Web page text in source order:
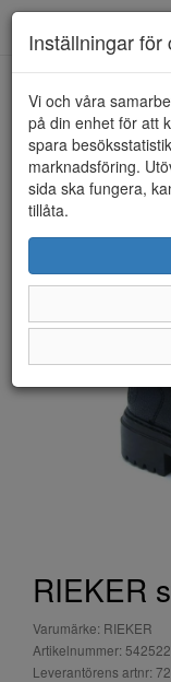
HEM RIEKER
RIEKER
Varumärke: RIEKER
Artikelnummer:
Leverantörens artnr:
Inställningar för
Vi och våra
på din enhet för att
spara
marknadsföring.
sida ska fungera,
tillåta.